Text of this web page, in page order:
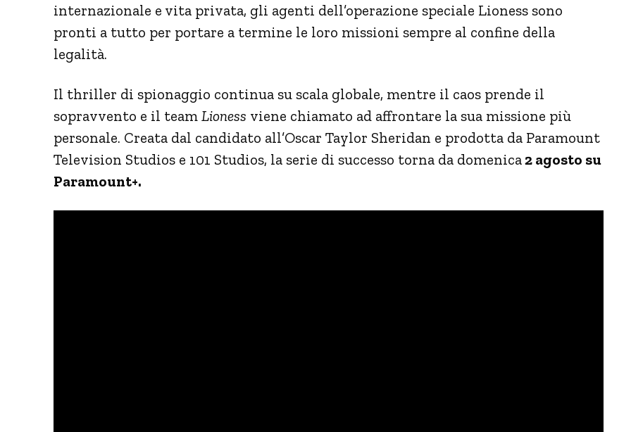
internazionale e vita privata, gli agenti dell’operazione speciale Lioness sono
pronti a tutto per portare a termine le loro missioni sempre al confine della
legalità.
Il thriller di spionaggio continua su scala globale, mentre il caos prende il
sopravvento e il team Lioness viene chiamato ad affrontare la sua missione più
personale. Creata dal candidato all’Oscar Taylor Sheridan e prodotta da Paramount
Television Studios e 101 Studios, la serie di successo torna da domenica2 agosto su
Paramount+.